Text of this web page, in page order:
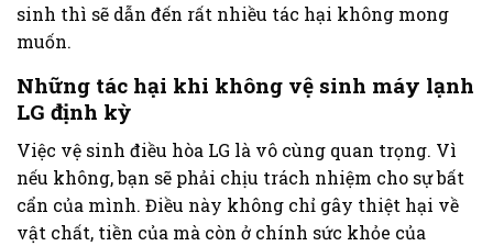
sinh thì sẽ dẫn đến rất nhiều tác hại không mong
muốn.
Những tác hại khi không vệ sinh máy lạnh
LG định kỳ
Việc vệ sinh điều hòa LG là vô cùng quan trọng. Vì
nếu không, bạn sẽ phải chịu trách nhiệm cho sự bất
cẩn của mình. Điều này không chỉ gây thiệt hại về
vật chất, tiền của mà còn ở chính sức khỏe của